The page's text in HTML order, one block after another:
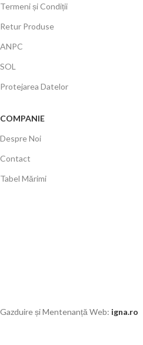
Termeni și Condiții
Retur Produse
ANPC
SOL
Protejarea Datelor
COMPANIE
Despre Noi
Contact
Tabel Mărimi
Gazduire și Mentenanță Web: igna.ro